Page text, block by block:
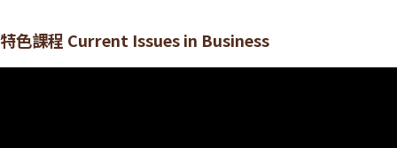
特色課程 Current Issues in Business